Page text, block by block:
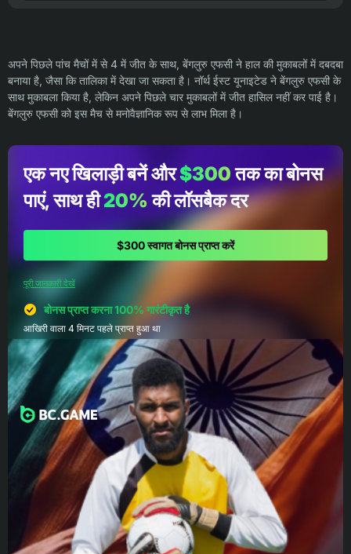
अपने पिछले पांच मैचों में से 4 में जीत के साथ, बेंगलुरु एफसी ने हाल की मुकाबलों में दबदबा
बनाया है, जैसा कि तालिका में देखा जा सकता है। नॉर्थ ईस्ट यूनाइटेड ने बेंगलुरु एफसी के
साथ मुकाबला किया है, लेकिन अपने पिछले चार मुकाबलों में जीत हासिल नहीं कर पाई है।
बेंगलुरु एफसी को इस मैच से मनोवैज्ञानिक रूप से लाभ मिला है।
एक नए खिलाड़ी बनें और$300तक का बोनस
पाएं, साथ ही20%की लॉसबैक दर
$300 स्वागत बोनस प्राप्त करें
पूरी जानकारी देखें
बोनस प्राप्त करना 100% गारंटीकृत है
आखिरी वाला 4 मिनट पहले प्राप्त हुआ था